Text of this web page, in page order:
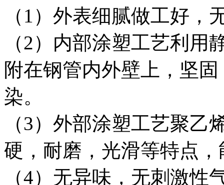
（1）外表细腻做工好，
（2）内部涂塑工艺利
附在钢管内外壁上，坚
染。
（3）外部涂塑工艺聚
硬，耐磨，光滑等特点
（4）无异味，无刺激性